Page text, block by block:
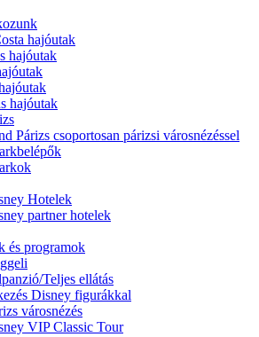
hajóutak
hajóutak
hajóutak
Párizs csoportosan párizsi városnézéssel
Hotelek
partner hotelek
és programok
Teljes ellátás
Disney figurákkal
városnézés
VIP Classic Tour